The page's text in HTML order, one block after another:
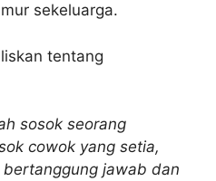
sekeluarga.
tentang
sosok seorang
cowok yang setia,
jawab dan